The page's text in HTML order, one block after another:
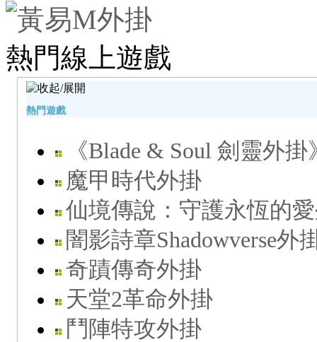
熱門線上遊戲
熱門遊戲
《Blade & Soul 劍靈外掛
魔甲時代外掛
仙境傳說：守護永恆的
闇影詩章Shadowverse外
奇蹟傳奇外掛
天堂2革命外掛
鬥陣特攻外掛